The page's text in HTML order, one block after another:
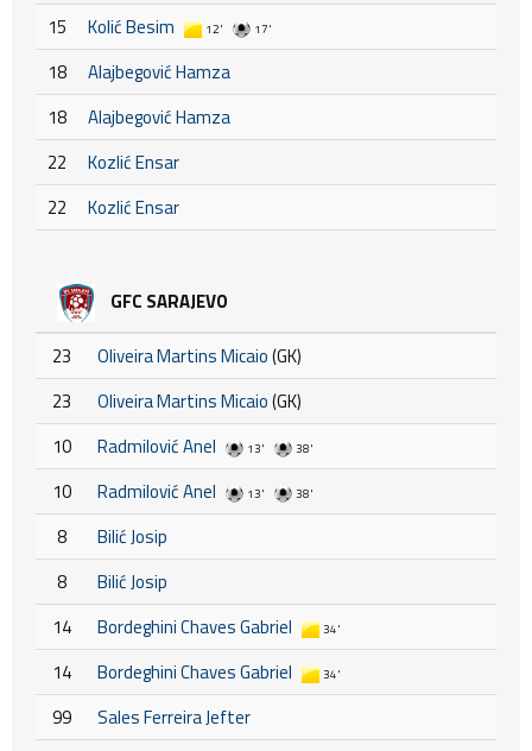
15 Kolić Besim 12' 17'
18
Alajbegović Hamza
18
Alajbegović Hamza
22
Kozlić Ensar
22
Kozlić Ensar
GFC SARAJEVO
23 Oliveira Martins Micaio(GK)
23
Oliveira Martins Micaio(GK)
10
Radmilović Anel 13' 38'
10 Radmilović Anel 13' 38'
8
Bilić Josip
8
Bilić Josip
14
Bordeghini Chaves Gabriel 34'
14 Bordeghini Chaves Gabriel 34'
99
Sales Ferreira Jefter